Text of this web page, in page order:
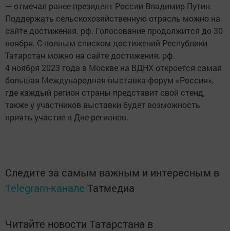
— отмечал ранее президент России Владимир Путин.
Поддержать сельскохозяйственную отрасль можно на
сайте достижения. рф. Голосование продолжится до 30
ноября. С полным списком достижений Республики
Татарстан можно на сайте достижения. рф.
4 ноября 2023 года в Москве на ВДНХ откроется самая
большая Международная выставка-форум «Россия»,
где каждый регион страны представит свой стенд,
также у участников выставки будет возможность
приять участие в Дне регионов.
Следите за самым важным и интересным в
Telegram-канале Татмедиа
Читайте новости Татарстана в